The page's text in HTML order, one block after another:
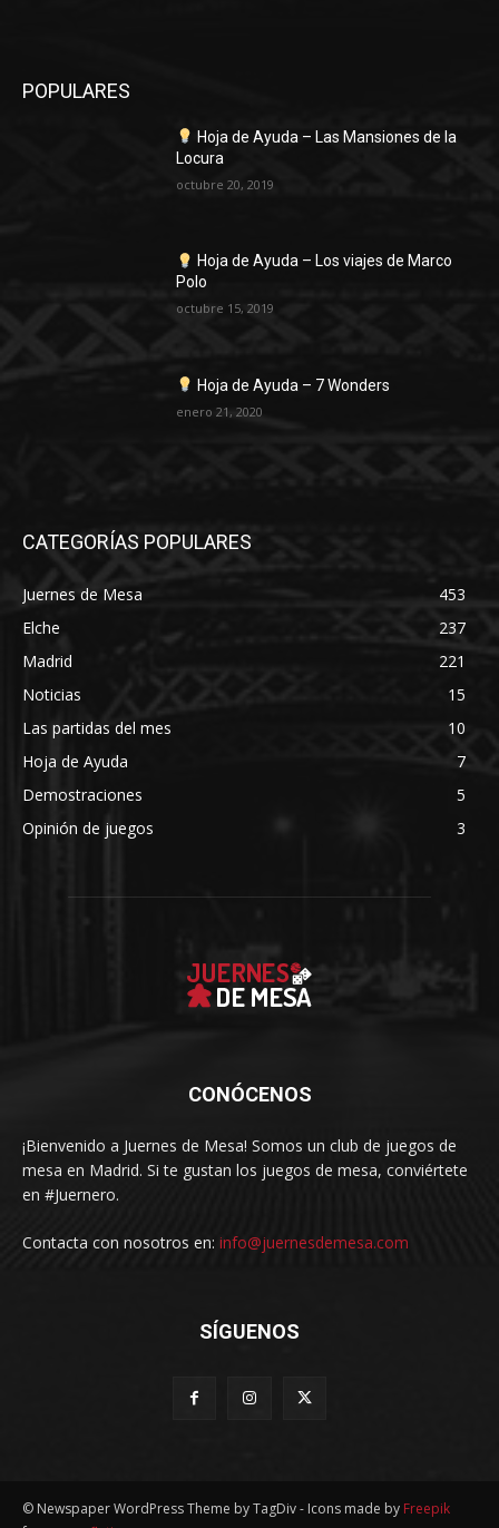
POPULARES
Hoja de Ayuda – Las Mansiones de la
Locura
octubre 20, 2019
Hoja de Ayuda – Los viajes de Marco
Polo
octubre 15, 2019
Hoja de Ayuda – 7 Wonders
enero 21, 2020
CATEGORÍAS POPULARES
Juernes de Mesa
453
Elche
237
Madrid
221
Noticias
15
Las partidas del mes
10
Hoja de Ayuda
7
Demostraciones
5
Opinión de juegos
3
CONÓCENOS
¡Bienvenido a Juernes de Mesa! Somos un club de juegos de
mesa en Madrid. Si te gustan los juegos de mesa, conviértete
en #Juernero.
Contacta con nosotros en: info@juernesdemesa.com
SÍGUENOS
© Newspaper WordPress Theme by TagDiv - Icons made by Freepik